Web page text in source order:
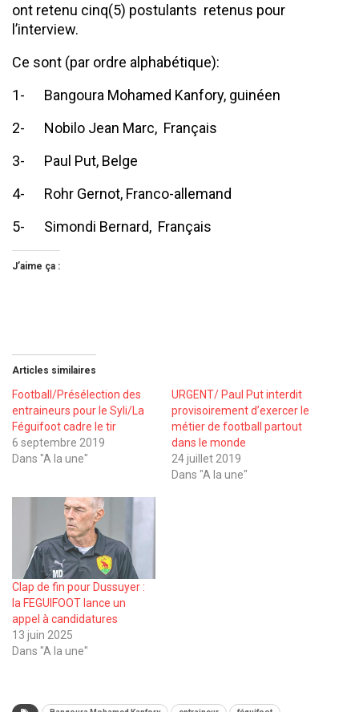
ont retenu cinq(5) postulants retenus pour
l’interview.
Ce sont (par ordre alphabétique):
1- Bangoura Mohamed Kanfory, guinéen
2- Nobilo Jean Marc, Français
3- Paul Put, Belge
4- Rohr Gernot, Franco-allemand
5- Simondi Bernard, Français
J’aime ça :
Articles similaires
Football/Présélection des
entraineurs pour le Syli/La
Féguifoot cadre le tir
6 septembre 2019
Dans "A la une"
URGENT/ Paul Put interdit
provisoirement d’exercer le
métier de football partout
dans le monde
24 juillet 2019
Dans "A la une"
Clap de fin pour Dussuyer :
la FEGUIFOOT lance un
appel à candidatures
13 juin 2025
Dans "A la une"